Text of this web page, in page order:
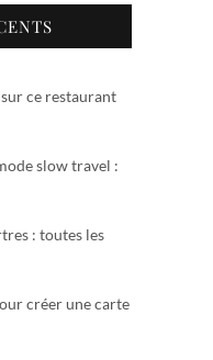
ce restaurant
slow travel :
: toutes les
créer une carte